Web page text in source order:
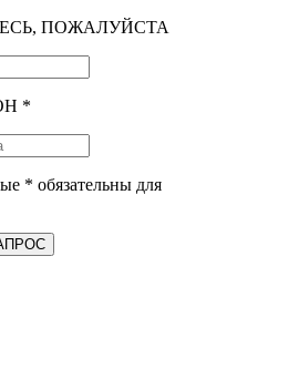
ПОЖАЛУЙСТА
*
* обязательны для